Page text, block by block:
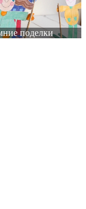
поделки